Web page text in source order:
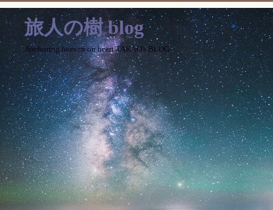
旅人の樹 blog
Anchoring heaven on heart TAKAO's BLOG